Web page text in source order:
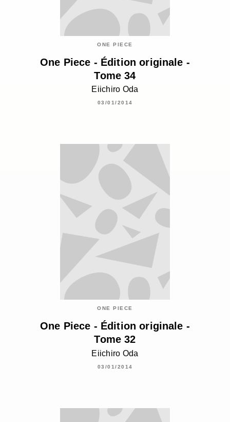
ONE PIECE
One Piece - Édition originale -
Tome 34
Eiichiro Oda
03/01/2014
ONE PIECE
One Piece - Édition originale -
Tome 32
Eiichiro Oda
03/01/2014